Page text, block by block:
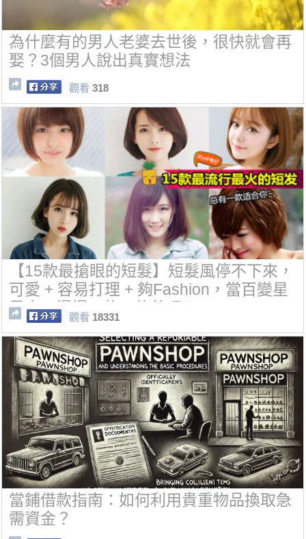
為什麼有的男人老婆去世後，很快就會再
娶？3個男人說出真實想法
觀看 318
【15款最搶眼的短髮】短髮風停不下來，
可愛 + 容易打理 + 夠Fashion，當百變星
君去，慢慢一款一款剪吧！
觀看 18331
當鋪借款指南：如何利用貴重物品換取急
需資金？